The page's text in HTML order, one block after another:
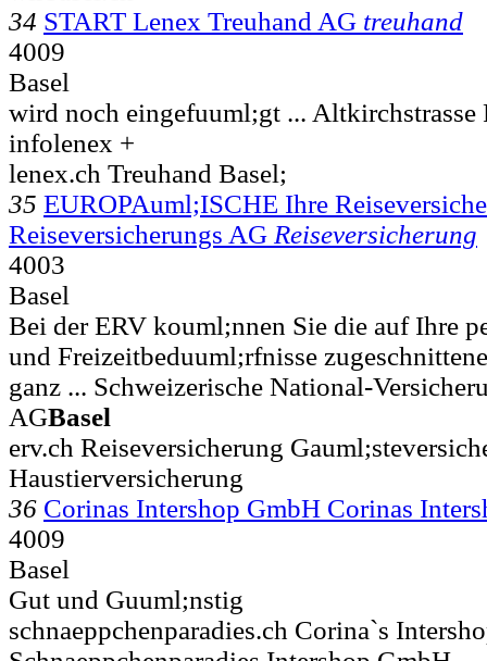
34 START Lenex Treuhand AG treuhand
4009
Basel
wird noch eingefuuml;gt ... Altkirchstrasse
infolenex +
lenex.ch Treuhand Basel;
35 EUROPAuml;ISCHE Ihre
Reiseversicherungs AG Reiseversicherung
4003
Basel
Bei der ERV kouml;nnen Sie die auf Ihre
und Freizeitbeduuml;rfnisse
ganz ... Schweizerische National-
AGBasel
erv.ch Reiseversicherung
Haustierversicherung
36 Corinas Intershop GmbH Corinas
4009
Basel
Gut und Guuml;nstig
schnaeppchenparadies.ch Corina`s